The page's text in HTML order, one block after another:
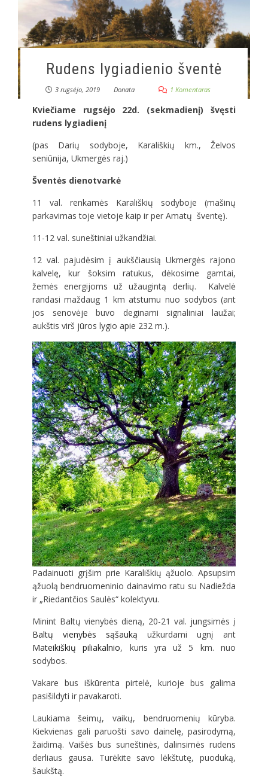
Rudens lygiadienio šventė
3 rugsėjo, 2019 Donata 1 Komentaras
Kviečiame rugsėjo 22d. (sekmadienį) švęsti
rudens lygiadienį
(pas Darių sodyboje, Karališkių km., Želvos
seniūnija, Ukmergės raj.)
Šventės dienotvarkė
11 val. renkamės Karališkių sodyboje (mašinų
parkavimas toje vietoje kaip ir per Amatų šventę).
11-12 val. suneštiniai užkandžiai.
12 val. pajudėsim į aukščiausią Ukmergės rajono
kalvelę, kur šoksim ratukus, dėkosime gamtai,
žemės energijoms už užaugintą derlių. Kalvelė
randasi maždaug 1 km atstumu nuo sodybos (ant
jos senovėje buvo deginami signaliniai laužai;
aukštis virš jūros lygio apie 232 m.).
Padainuoti grįšim prie Karališkių ąžuolo. Apsupsim
ąžuolą bendruomeninio dainavimo ratu su Nadiežda
ir „Riedantčios Saulės“ kolektyvu.
Minint Baltų vienybės dieną, 20-21 val. jungsimės į
Baltų vienybės sąšauką užkurdami ugnį ant
Mateikiškių piliakalnio, kuris yra už 5 km. nuo
sodybos.
Vakare bus iškūrenta pirtelė, kurioje bus galima
pasišildyti ir pavakaroti.
Laukiama šeimų, vaikų, bendruomenių kūryba.
Kiekvienas gali paruošti savo dainelę, pasirodymą,
žaidimą. Vaišės bus suneštinės, dalinsimės rudens
derliaus gausa. Turėkite savo lėkštutę, puoduką,
šaukštą.